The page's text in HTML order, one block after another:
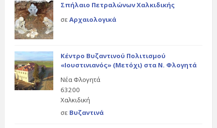
Σπήλαιο Πετραλώνων Χαλκιδικής
σε Αρχαιολογικά
Κέντρο Βυζαντινού Πολιτισμού
«Ιουστινιανός» (Μετόχι) στα Ν. Φλογητά
Νέα Φλογητά
63200
Χαλκιδική
σε Βυζαντινά